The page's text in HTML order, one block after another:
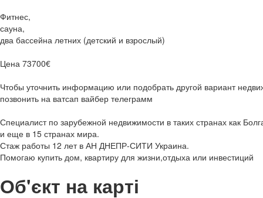
Фитнес,
сауна,
два бассейна летних (детский и взрослый)
Цена 73700€
Чтобы уточнить информацию или подобрать другой вариант
позвонить на ватсап вайбер телеграмм
Специалист по зарубежной недвижимости в таких странах как
и еще в 15 странах мира.
Стаж работы 12 лет в АН ДНЕПР-СИТИ Украина.
Помогаю купить дом, квартиру для жизни,отдыха или инвестиций
Об'єкт на карті